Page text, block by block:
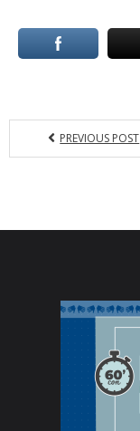
PREVIOUS POST